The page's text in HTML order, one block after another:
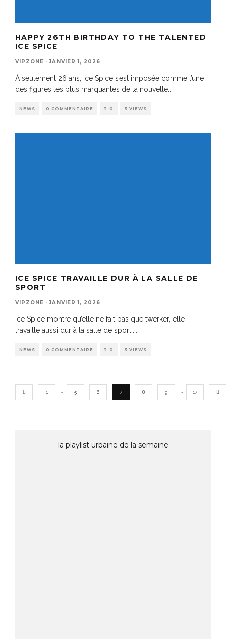
HAPPY 26TH BIRTHDAY TO THE TALENTED
ICE SPICE
VIPZONE · JANVIER 1, 2026
À seulement 26 ans, Ice Spice s’est imposée comme l’une
des figures les plus marquantes de la nouvelle
NEWS 0 COMMENTAIRE 0 3 VIEWS
ICE SPICE TRAVAILLE DUR À LA SALLE DE
SPORT
VIPZONE · JANVIER 1, 2026
Ice Spice montre qu’elle ne fait pas que twerker, elle
travaille aussi dur à la salle de sport.
NEWS 0 COMMENTAIRE 0 3 VIEWS
1 5 6 7 8 9 17
la playlist urbaine de la semaine